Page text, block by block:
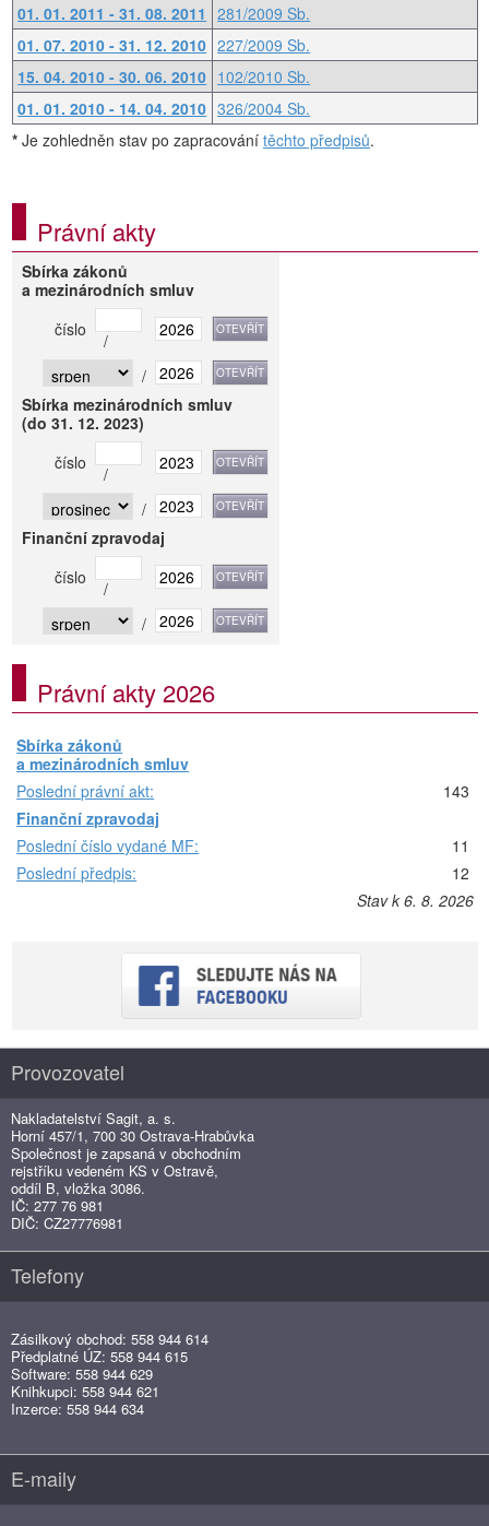
01. 01. 2011 - 31. 08. 2011
281/2009 Sb.
01. 07. 2010 - 31. 12. 2010 227/2009 Sb.
15. 04. 2010 - 30. 06. 2010 102/2010 Sb.
01. 01. 2010 - 14. 04. 2010 326/2004 Sb.
* Je zohledněn stav po zapracování těchto předpisů.
Právní akty
Sbírka zákonů
a mezinárodních smluv
číslo
/
/
Sbírka mezinárodních smluv
(do 31. 12. 2023)
číslo
/
/
Finanční zpravodaj
číslo
/
/
Právní akty 2026
Sbírka zákonů
a mezinárodních smluv
Poslední právní akt:
143
Finanční zpravodaj
Poslední číslo vydané MF:
11
Poslední předpis:
12
Stav k 6. 8. 2026
Provozovatel
Nakladatelství Sagit, a. s.
Horní 457/1, 700 30 Ostrava-Hrabůvka
Společnost je zapsaná v obchodním
rejstříku vedeném KS v Ostravě,
oddíl B, vložka 3086.
IČ: 277 76 981
DIČ: CZ27776981
Telefony
Zásilkový obchod: 558 944 614
Předplatné ÚZ: 558 944 615
Software: 558 944 629
Knihkupci: 558 944 621
Inzerce: 558 944 634
E-maily